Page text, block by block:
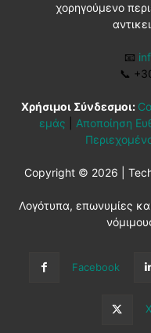
χορηγούμενο
📧
📞
Χρήσιμοι Σύνδεσμοι:
εμάς
Αποποίηση
Copyright © 2026 |
Λογότυπα, επωνυμίες
Facebook
X